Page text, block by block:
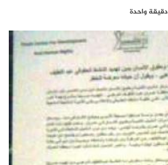
دقيقة واحدة